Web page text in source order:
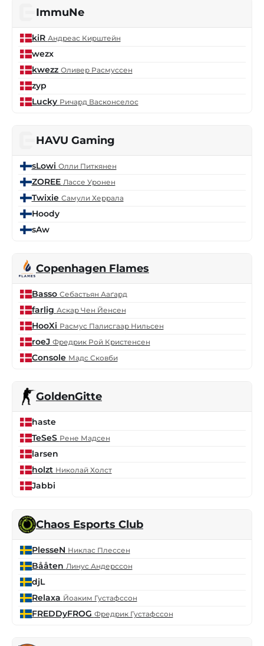
ImmuNe
kiR Андреас Кирштейн
wezx
kwezz Оливер Расмуссен
zyp
Lucky Ричард Васконселос
HAVU Gaming
sLowi Олли Питкянен
ZOREE Лассе Уронен
Twixie Самули Херрала
Hoody
sAw
Copenhagen Flames
Basso Себастьян Ааґард
farlig Аскар Чен Йенсен
HooXi Расмус Палисгаар Нильсен
roeJ Фредрик Рой Кристенсен
Console Мадс Сковби
GoldenGitte
haste
TeSeS Рене Мадсен
larsen
holzt Николай Холст
Jabbi
Chaos Esports Club
PlesseN Никлас Плессен
Bååten Линус Андерссон
djL
Relaxa Йоаким Густафссон
FREDDyFROG Фредрик Густафссон